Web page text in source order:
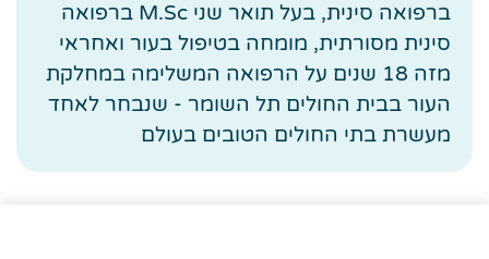
ברפואה סינית, בעל תואר שני M.Sc ברפואה
סינית מסורתית, מומחה בטיפול בעור ואחראי
מזה 18 שנים על הרפואה המשלימה במחלקת
העור בבית החולים תל השומר - שנבחר לאחד
מעשרת בתי החולים הטובים בעולם